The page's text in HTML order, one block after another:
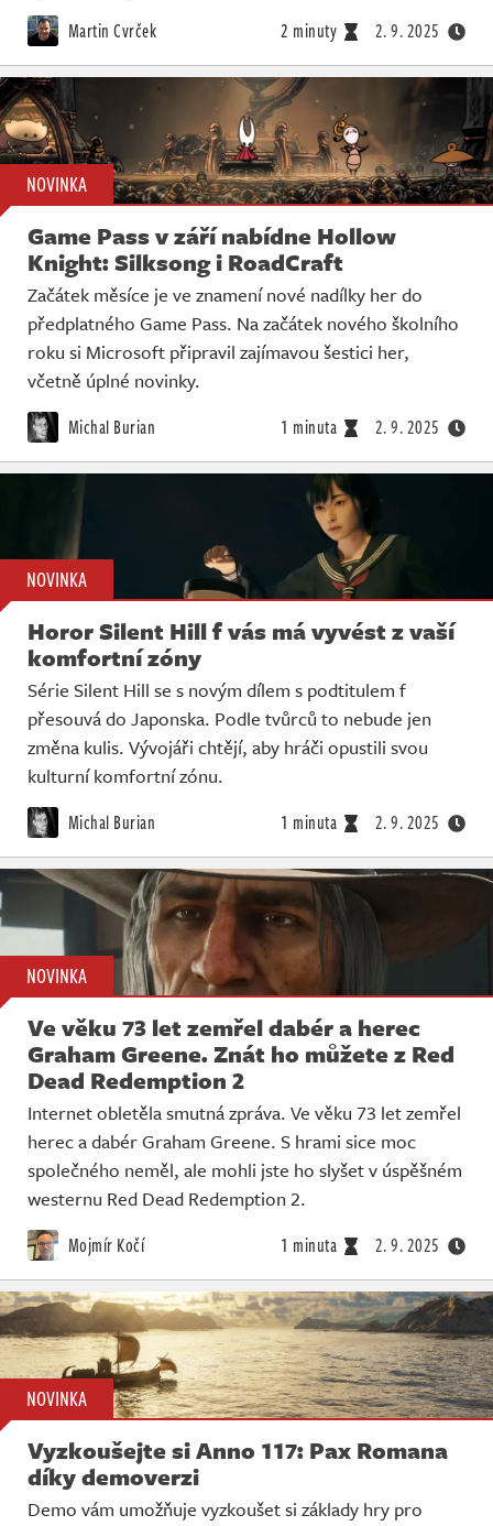
Martin Cvrček 2 minuty 2. 9. 2025
NOVINKA
Game Pass v září nabídne Hollow
Knight: Silksong i RoadCraft
Začátek měsíce je ve znamení nové nadílky her do
předplatného Game Pass. Na začátek nového školního
roku si Microsoft připravil zajímavou šestici her,
včetně úplné novinky.
Michal Burian 1 minuta 2. 9. 2025
NOVINKA
Horor Silent Hill f vás má vyvést z vaší
komfortní zóny
Série Silent Hill se s novým dílem s podtitulem f
přesouvá do Japonska. Podle tvůrců to nebude jen
změna kulis. Vývojáři chtějí, aby hráči opustili svou
kulturní komfortní zónu.
Michal Burian 1 minuta 2. 9. 2025
NOVINKA
Ve věku 73 let zemřel dabér a herec
Graham Greene. Znát ho můžete z Red
Dead Redemption 2
Internet obletěla smutná zpráva. Ve věku 73 let zemřel
herec a dabér Graham Greene. S hrami sice moc
společného neměl, ale mohli jste ho slyšet v úspěšném
westernu Red Dead Redemption 2.
Mojmír Kočí 1 minuta 2. 9. 2025
NOVINKA
Vyzkoušejte si Anno 117: Pax Romana
díky demoverzi
Demo vám umožňuje vyzkoušet si základy hry pro